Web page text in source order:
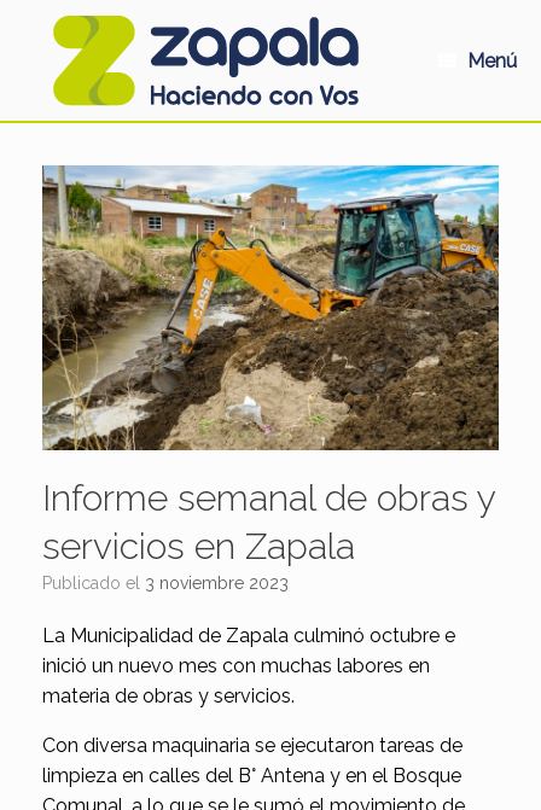
Menú
Informe semanal de obras y
servicios en Zapala
Publicado el 3 noviembre 2023
La Municipalidad de Zapala culminó octubre e
inició un nuevo mes con muchas labores en
materia de obras y servicios.
Con diversa maquinaria se ejecutaron tareas de
limpieza en calles del B° Antena y en el Bosque